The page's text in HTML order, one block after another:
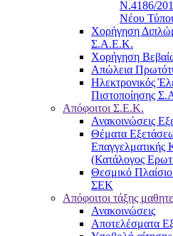
Ν.4186/
Νέου
Χορήγηση
Σ.Α.Ε.Κ.
Χορήγηση
Απώλεια
Ηλεκτρονικός
Πιστοποίησης
Απόφοιτοι Σ.Ε.Κ.
Ανακοινώσεις
Θέματα
Επαγγελματικής
(Κατάλογος
Θεσμικό
ΣΕΚ
Απόφοιτοι τάξης
Ανακοινώσεις
Αποτελέσματα